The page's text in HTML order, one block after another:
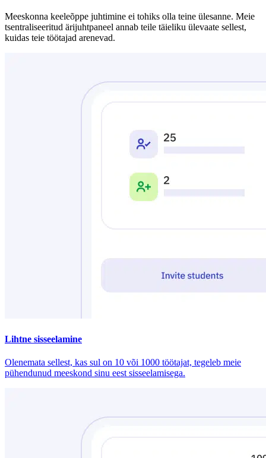
Meeskonna keeleõppe juhtimine ei tohiks olla teine ülesanne. Meie
tsentraliseeritud ärijuhtpaneel annab teile täieliku ülevaate sellest,
kuidas teie töötajad arenevad.
Lihtne sisseelamine
Olenemata sellest, kas sul on 10 või 1000 töötajat, tegeleb meie
pühendunud meeskond sinu eest sisseelamisega.